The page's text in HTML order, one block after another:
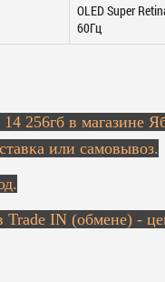
OLED Super
60Гц
14 256гб в магазине
или самовывоз.
Trade IN (обмене) -